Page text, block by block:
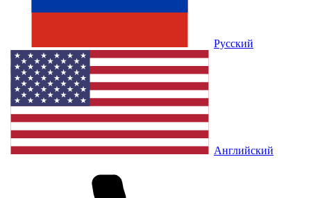
Русский
Английский